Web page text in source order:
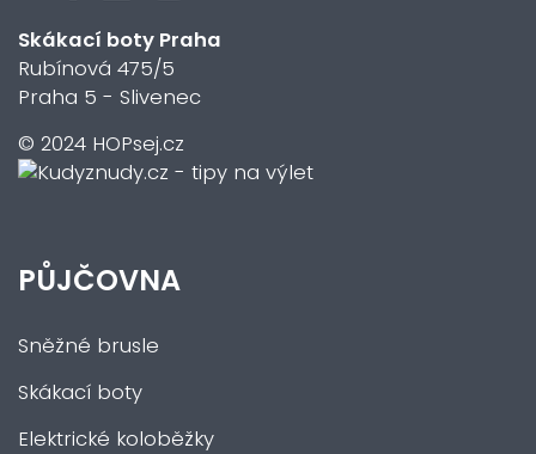
Skákací boty Praha
Rubínová 475/5
Praha 5 - Slivenec
© 2024 HOPsej.cz
PŮJČOVNA
Sněžné brusle
Skákací boty
Elektrické koloběžky